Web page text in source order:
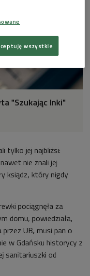
"Szukając Inki"
tylko jej najbliżsi:
nie znali jej
ksiądz, który nigdy
pociągnęła za
domu, powiedziała,
UB, musi pan o
w Gdańsku historycy z
sanitariuszki od
wszystkie